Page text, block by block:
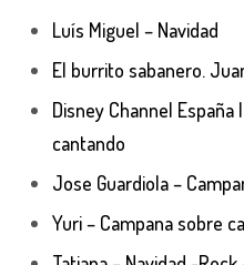
Luís Miguel – Navidad
El burrito sabanero.
Disney Channel España
cantando
Jose Guardiola –
Yuri – Campana sobre